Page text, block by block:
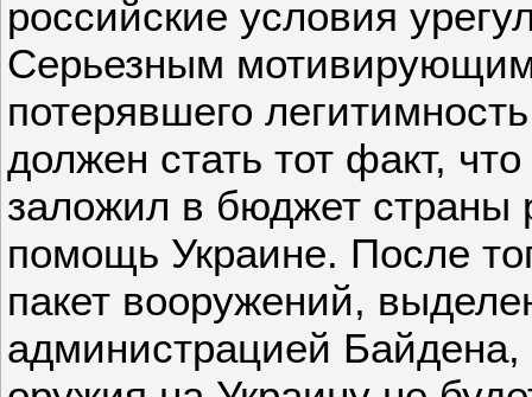
российские условия
Серьезным
потерявшего
должен стать тот факт,
заложил в бюджет страны
помощь Украине. После
пакет вооружений,
администрацией Байдена,